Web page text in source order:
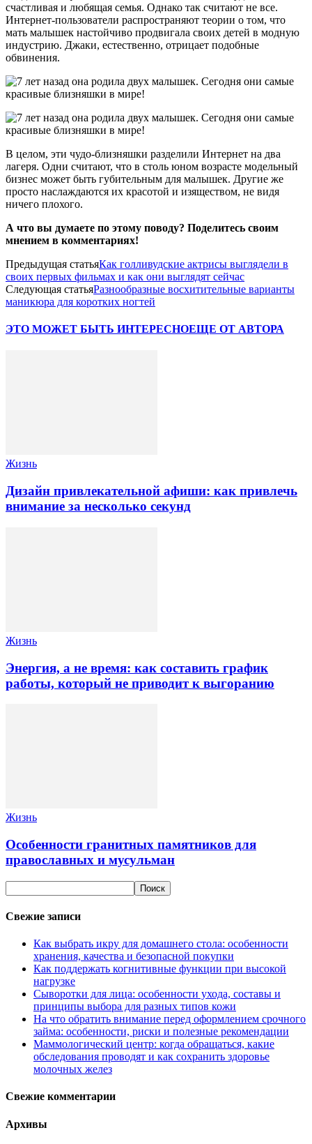
счастливая и любящая семья. Однако так считают не все.
Интернет-пользователи распространяют теории о том, что
мать малышек настойчиво продвигала своих детей в модную
индустрию. Джаки, естественно, отрицает подобные
обвинения.
В целом, эти чудо-близняшки разделили Интернет на два
лагеря. Одни считают, что в столь юном возрасте модельный
бизнес может быть губительным для малышек. Другие же
просто наслаждаются их красотой и изяществом, не видя
ничего плохого.
А что вы думаете по этому поводу? Поделитесь своим
мнением в комментариях!
Предыдущая статьяКак голливудские актрисы выглядели в
своих первых фильмах и как они выглядят сейчас
Следующая статьяРазнообразные восхитительные варианты
маникюра для коротких ногтей
ЭТО МОЖЕТ БЫТЬ ИНТЕРЕСНОЕЩЕ ОТ АВТОРА
Жизнь
Дизайн привлекательной афиши: как привлечь
внимание за несколько секунд
Жизнь
Энергия, а не время: как составить график
работы, который не приводит к выгоранию
Жизнь
Особенности гранитных памятников для
православных и мусульман
Свежие записи
Как выбрать икру для домашнего стола: особенности
хранения, качества и безопасной покупки
Как поддержать когнитивные функции при высокой
нагрузке
Сыворотки для лица: особенности ухода, составы и
принципы выбора для разных типов кожи
На что обратить внимание перед оформлением срочного
займа: особенности, риски и полезные рекомендации
Маммологический центр: когда обращаться, какие
обследования проводят и как сохранить здоровье
молочных желез
Свежие комментарии
Архивы